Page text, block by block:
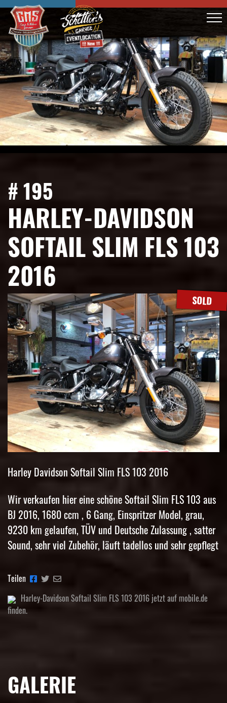
# 195
HARLEY-DAVIDSON
SOFTAIL SLIM FLS 103
2016
SOLD
Harley Davidson Softail Slim FLS 103 2016
Wir verkaufen hier eine schöne Softail Slim FLS 103 aus
BJ 2016, 1680 ccm , 6 Gang, Einspritzer Model, grau,
9230 km gelaufen, TÜV und Deutsche Zulassung , satter
Sound, sehr viel Zubehör, läuft tadellos und sehr gepflegt
Teilen
Harley-Davidson Softail Slim FLS 103 2016 jetzt auf mobile.de
finden.
GALERIE